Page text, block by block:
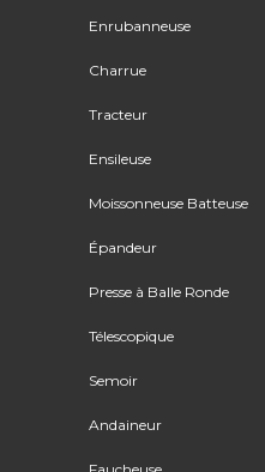
Enrubanneuse
Charrue
Tracteur
Ensileuse
Moissonneuse Batteuse
Épandeur
Presse à Balle Ronde
Télescopique
Semoir
Andaineur